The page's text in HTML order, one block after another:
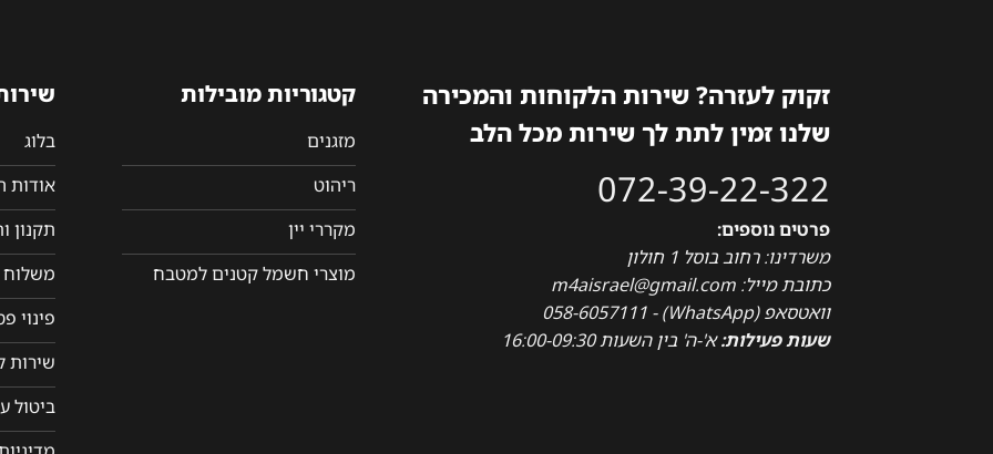
זקוק לעזרה? שירות הלקוחות והמכירה
שלנו זמין לתת לך שירות מכל הלב
072-39-22-322
פרטים נוספים:
משרדינו: רחוב בוסל 1 חולון
כתובת מייל: m4aisrael@gmail.com
וואטסאפ (WhatsApp) - 058-6057111
שעות פעילות:א'-ה' בין השעות 16:00-09:30
קטגוריות מובילות
מזגנים
ריהוט
מקררי יין
מוצרי חשמל קטנים למטבח
בלוג
אודות
תקנון
משלוח
פינוי
שירות
ביטול